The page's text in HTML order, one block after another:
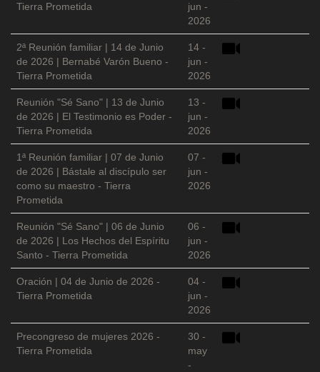
Tierra Prometida
jun -
2026
2ª Reunión familiar | 14 de Junio
de 2026 | Bernabé Varón Bueno -
Tierra Prometida
14 -
jun -
2026
Reunión "Sé Sano" | 13 de Junio
de 2026 | El Testimonio es Poder -
Tierra Prometida
13 -
jun -
2026
1ª Reunión familiar | 07 de Junio
de 2026 | Bástale al discípulo ser
como su maestro - Tierra
Prometida
07 -
jun -
2026
Reunión "Sé Sano" | 06 de Junio
de 2026 | Los Hechos del Espíritu
Santo - Tierra Prometida
06 -
jun -
2026
Oración | 04 de Junio de 2026 -
Tierra Prometida
04 -
jun -
2026
Precongreso de mujeres 2026 -
Tierra Prometida
30 -
may
-